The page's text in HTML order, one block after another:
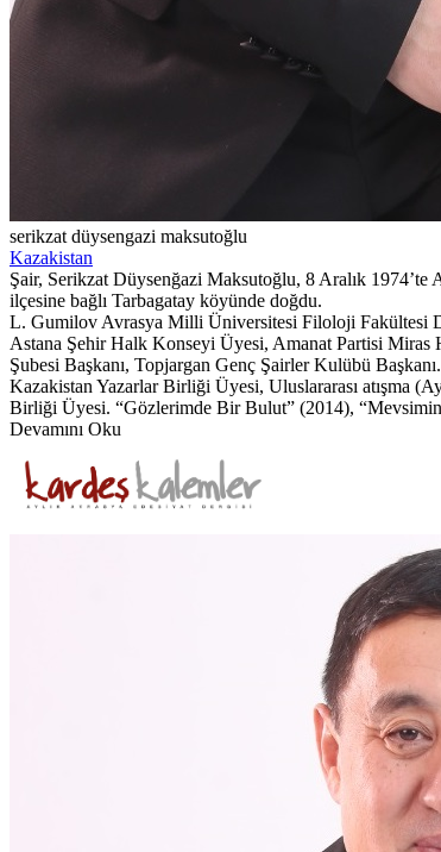
serikzat düysengazi maksutoğlu
Kazakistan
Şair, Serikzat Düysenğazi Maksutoğlu, 8 Aralık 1974’te
ilçesine bağlı Tarbagatay köyünde doğdu.
L. Gumilov Avrasya Milli Üniversitesi Filoloji Fakültesi
Astana Şehir Halk Konseyi Üyesi, Amanat Partisi Miras
Şubesi Başkanı, Topjargan Genç Şairler Kulübü Başkanı.
Kazakistan Yazarlar Birliği Üyesi, Uluslararası atışma
Birliği Üyesi. “Gözlerimde Bir Bulut” (2014),
Devamını Oku